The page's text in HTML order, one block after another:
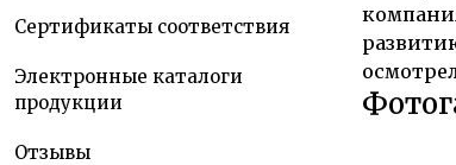
Сертификаты соответствия
Электронные каталоги
продукции
Отзывы